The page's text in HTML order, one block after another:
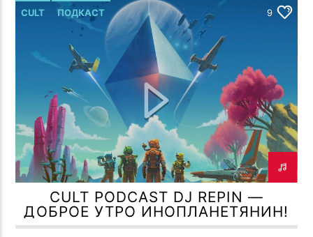
CULT ПОДКАСТ 9
CULT PODCAST DJ REPIN —
ДОБРОЕ УТРО ИНОПЛАНЕТЯНИН!